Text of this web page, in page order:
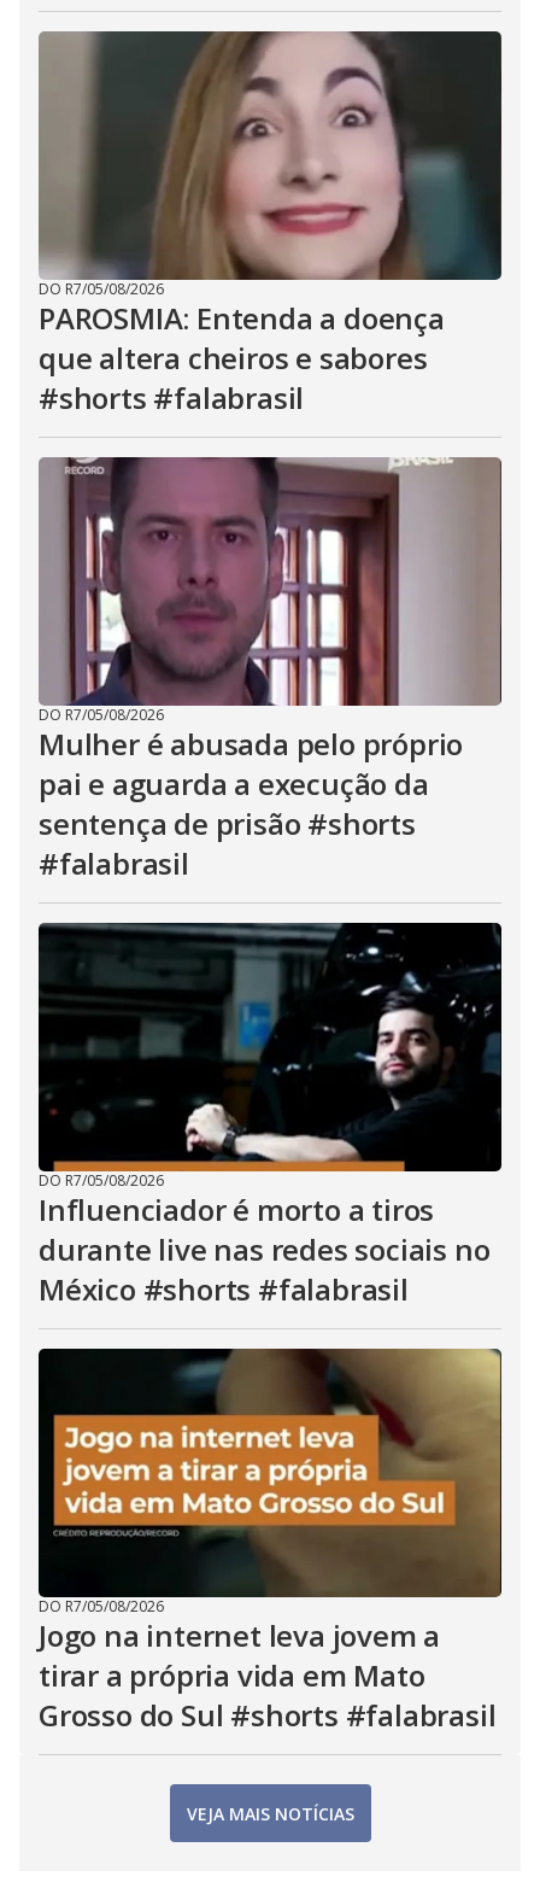
DO R7/05/08/2026
PAROSMIA: Entenda a doença
que altera cheiros e sabores
#shorts #falabrasil
DO R7/05/08/2026
Mulher é abusada pelo próprio
pai e aguarda a execução da
sentença de prisão #shorts
#falabrasil
DO R7/05/08/2026
Influenciador é morto a tiros
durante live nas redes sociais no
México #shorts #falabrasil
DO R7/05/08/2026
Jogo na internet leva jovem a
tirar a própria vida em Mato
Grosso do Sul #shorts #falabrasil
VEJA MAIS NOTÍCIAS